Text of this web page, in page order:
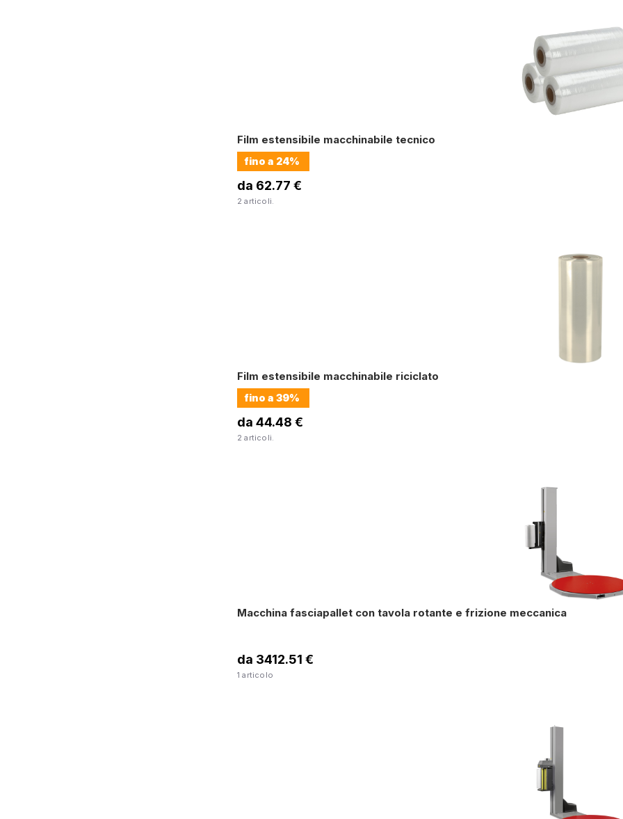
Film estensibile macchinabile tecnico
fino a 24%
da 62.77 €
2 articoli.
Film estensibile macchinabile riciclato
fino a 39%
da 44.48 €
2 articoli.
Macchina fasciapallet con tavola rotante e frizione meccanica
da 3412.51 €
1 articolo